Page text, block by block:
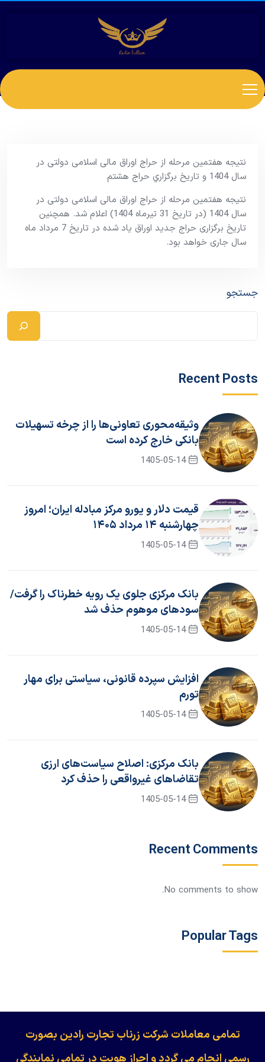
نتیجه هفتمین مرحله از حراج اوراق مالی اسلامی دولتی در
سال 1404 و تاریخ برگزاري حراج هشتم
نتیجه هفتمین مرحله از حراج اوراق مالی اسلامی دولتی در
سال 1404 (در تاریخ 31 تیرماه 1404) اعلام شد. همچنین
تاریخ برگزاری حراج جدید اوراق یاد شده در تاریخ 7 مرداد ماه
سال جاری خواهد بود.
جستجو
Recent Posts
وثیقه‌محوری تعاونی‌ها را از چرخه تسهیلات
بانکی خارج کرده است
1405-05-14
قیمت دلار و یورو مرکز مبادله ایران؛ امروز
چهارشنبه ۱۴ مرداد ۱۴۰۵
1405-05-14
بانک مرکزی جلوی یک رویه خطرناک را گرفت/
سود‌های موهوم حذف شد
1405-05-14
افزایش سپرده قانونی، سیاستی برای مهار
تورم
1405-05-14
بانک مرکزی: اصلاح سیاست‌های ارزی
تقاضاهای غیرواقعی را حذف کرد
1405-05-14
Recent Comments
No comments to show.
Popular Tags
​​​​​​تمامی معاملات شرکت زرناب تجارت رادین بصورت
رسمی انجام می گردد و احراز هویت در تمامی نمایندگی